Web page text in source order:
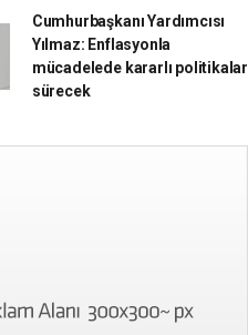
Cumhurbaşkanı Yardımcısı
Yılmaz: Enflasyonla
mücadelede kararlı politikalar
sürecek